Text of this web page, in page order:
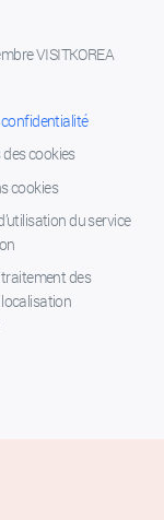
VISITKOREA
cookies
cookies
du service
des